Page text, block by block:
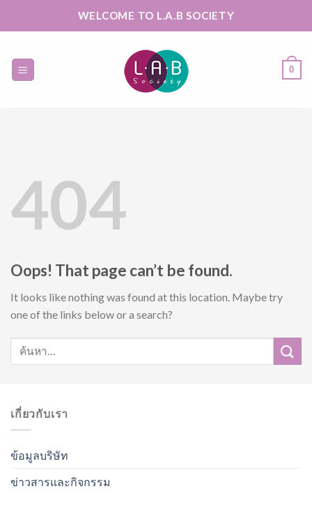
WELCOME TO L.A.B SOCIETY
0
404
Oops! That page can’t be found.
It looks like nothing was found at this location. Maybe try
one of the links below or a search?
เกี่ยวกับเรา
ข้อมูลบริษัท
ข่าวสารและกิจกรรม